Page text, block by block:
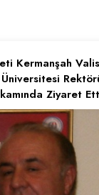
Kermanşah
Ziyaret